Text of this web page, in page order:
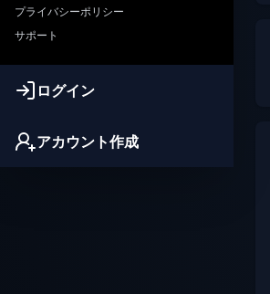
プライバシーポリシー
サポート
ログイン
アカウント作成